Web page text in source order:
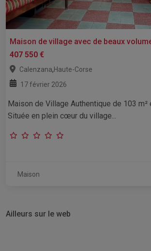
Maison de village avec de beaux
407 550 €
Calenzana,Haute-Corse
17 février 2026
Maison de Village Authentique de 103 m²
Située en plein cœur du village...
Maison
Ailleurs sur le web